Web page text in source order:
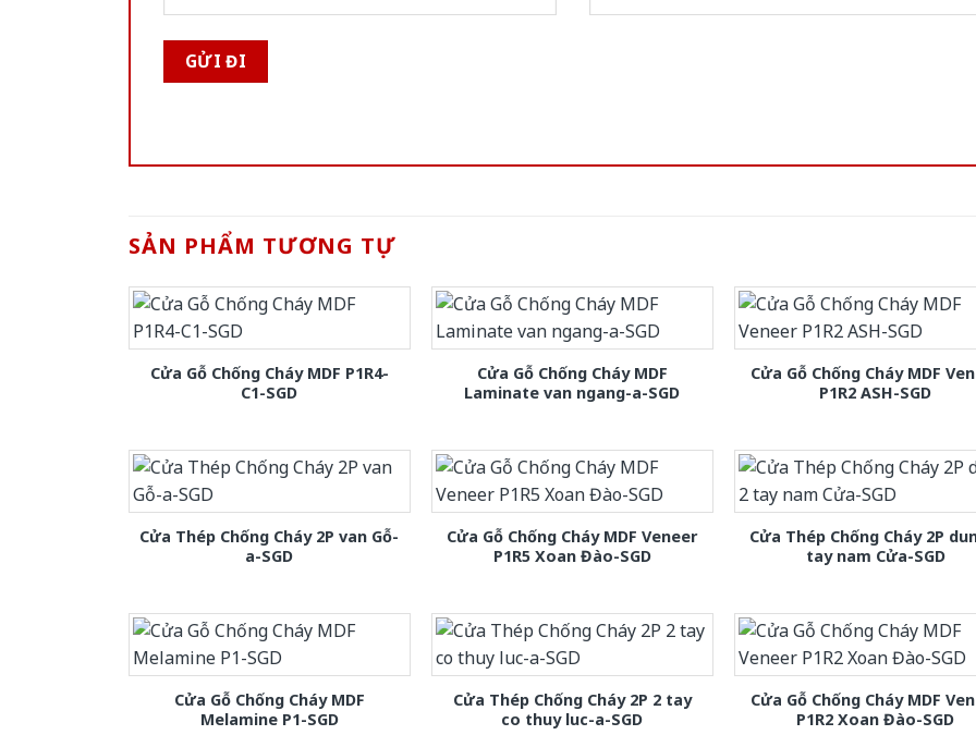
SẢN PHẨM TƯƠNG TỰ
Cửa Gỗ Chống Cháy MDF P1R4-
C1-SGD
Cửa Gỗ Chống Cháy MDF
Laminate van ngang-a-SGD
Cửa Gỗ Chống Cháy MDF
P1R2 ASH-SGD
Cửa Thép Chống Cháy 2P van Gỗ-
a-SGD
Cửa Gỗ Chống Cháy MDF Veneer
P1R5 Xoan Đào-SGD
Cửa Thép Chống Cháy 2P
tay nam Cửa-SGD
Cửa Gỗ Chống Cháy MDF
Melamine P1-SGD
Cửa Thép Chống Cháy 2P 2 tay
co thuy luc-a-SGD
Cửa Gỗ Chống Cháy MDF
P1R2 Xoan Đào-SGD